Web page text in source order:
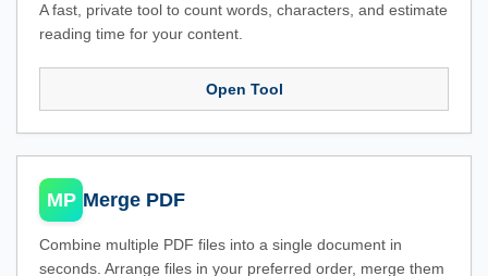
A fast, private tool to count words, characters, and estimate
reading time for your content.
Open Tool
MP Merge PDF
Combine multiple PDF files into a single document in
seconds. Arrange files in your preferred order, merge them